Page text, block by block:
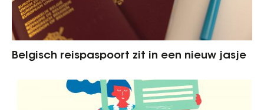
Belgisch reispaspoort zit in een nieuw jasje